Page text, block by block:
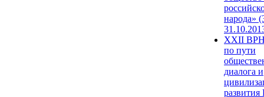
народа»
XXII
по пути
диалога и
развития